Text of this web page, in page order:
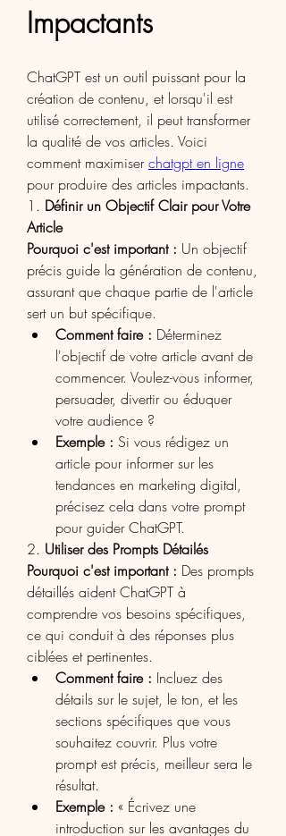
Impactants
ChatGPT est un outil puissant pour la
création de contenu, et lorsqu'il est
utilisé correctement, il peut transformer
la qualité de vos articles. Voici
comment maximiser chatgpt en ligne
pour produire des articles impactants.
1. Définir un Objectif Clair pour Votre
Article
Pourquoi c'est important : Un objectif
précis guide la génération de contenu,
assurant que chaque partie de l'article
sert un but spécifique.
Comment faire : Déterminez
l'objectif de votre article avant de
commencer. Voulez-vous informer,
persuader, divertir ou éduquer
votre audience ?
Exemple : Si vous rédigez un
article pour informer sur les
tendances en marketing digital,
précisez cela dans votre prompt
pour guider ChatGPT.
2. Utiliser des Prompts Détailés
Pourquoi c'est important : Des prompts
détaillés aident ChatGPT à
comprendre vos besoins spécifiques,
ce qui conduit à des réponses plus
ciblées et pertinentes.
Comment faire : Incluez des
détails sur le sujet, le ton, et les
sections spécifiques que vous
souhaitez couvrir. Plus votre
prompt est précis, meilleur sera le
résultat.
Exemple : « Écrivez une
introduction sur les avantages du